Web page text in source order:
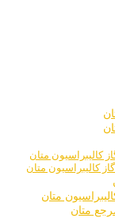
کالیبراسیون متان
کالیبراسیون متان
متان
متان